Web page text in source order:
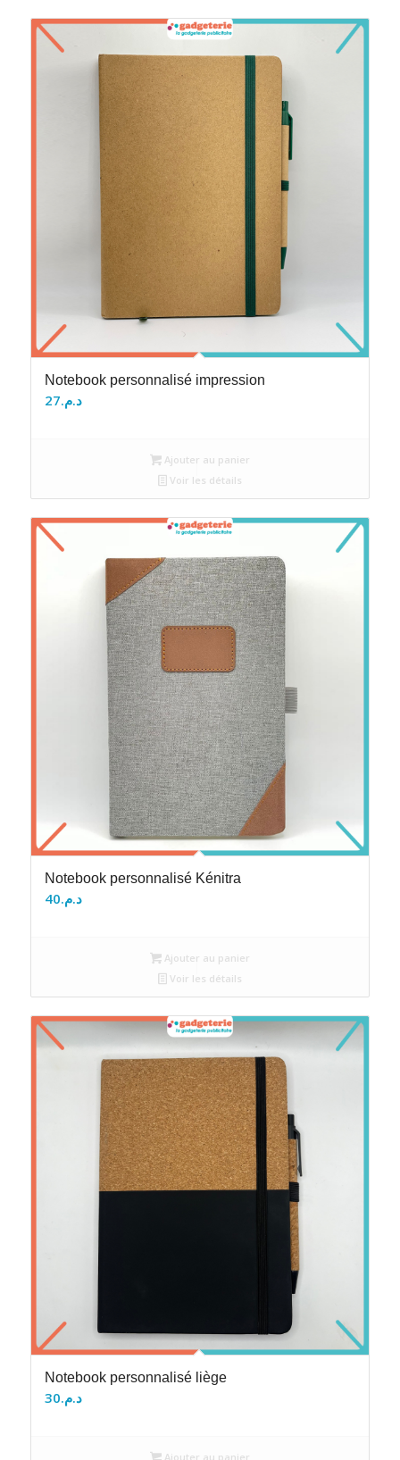
Notebook personnalisé impression
د.م.27
Ajouter au panier
Voir les détails
Notebook personnalisé Kénitra
د.م.40
Ajouter au panier
Voir les détails
Notebook personnalisé liège
د.م.30
Ajouter au panier